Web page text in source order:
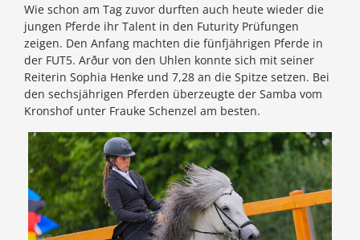
Wie schon am Tag zuvor durften auch heute wieder die
jungen Pferde ihr Talent in den Futurity Prüfungen
zeigen. Den Anfang machten die fünfjährigen Pferde in
der FUT5. Arður von den Uhlen konnte sich mit seiner
Reiterin Sophia Henke und 7,28 an die Spitze setzen. Bei
den sechsjährigen Pferden überzeugte der Samba vom
Kronshof unter Frauke Schenzel am besten.